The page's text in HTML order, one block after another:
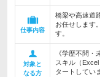
仕事内容
橋梁や高速道
お任せします
す。
対象と
なる方
《学歴不問
スキル（
タートしてい